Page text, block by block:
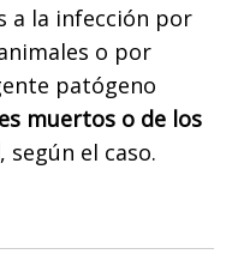
a la infección por
o por
patógeno
muertos o de los
, según el caso.